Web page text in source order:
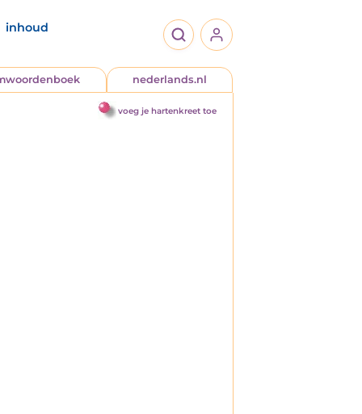
inhoud
nederlands.nl
voeg je hartenkreet toe